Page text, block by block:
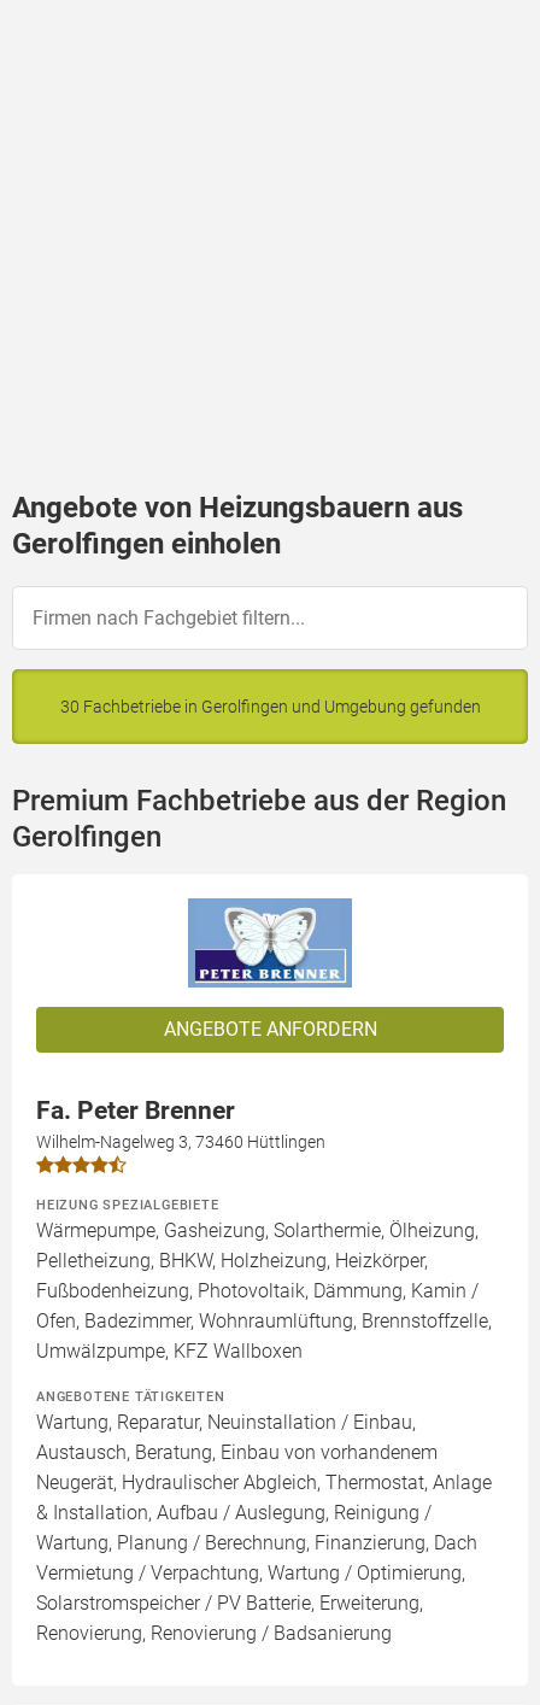
Angebote von Heizungsbauern aus
Gerolfingen einholen
30 Fachbetriebe in Gerolfingen und Umgebung gefunden
Premium Fachbetriebe aus der Region
Gerolfingen
ANGEBOTE ANFORDERN
Fa. Peter Brenner
Wilhelm-Nagelweg 3, 73460 Hüttlingen
HEIZUNG SPEZIALGEBIETE
Wärmepumpe, Gasheizung, Solarthermie, Ölheizung,
Pelletheizung, BHKW, Holzheizung, Heizkörper,
Fußbodenheizung, Photovoltaik, Dämmung, Kamin /
Ofen, Badezimmer, Wohnraumlüftung, Brennstoffzelle,
Umwälzpumpe, KFZ Wallboxen
ANGEBOTENE TÄTIGKEITEN
Wartung, Reparatur, Neuinstallation / Einbau,
Austausch, Beratung, Einbau von vorhandenem
Neugerät, Hydraulischer Abgleich, Thermostat, Anlage
& Installation, Aufbau / Auslegung, Reinigung /
Wartung, Planung / Berechnung, Finanzierung, Dach
Vermietung / Verpachtung, Wartung / Optimierung,
Solarstromspeicher / PV Batterie, Erweiterung,
Renovierung, Renovierung / Badsanierung